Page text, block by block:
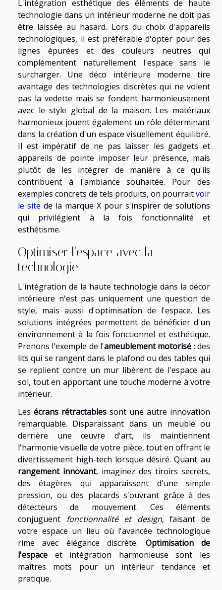
L'intégration esthétique des éléments de haute
technologie dans un intérieur moderne ne doit pas
être laissée au hasard. Lors du choix d'appareils
technologiques, il est préférable d'opter pour des
lignes épurées et des couleurs neutres qui
complémentent naturellement l'espace sans le
surcharger. Une déco intérieure moderne tire
avantage des technologies discrètes qui ne volent
pas la vedette mais se fondent harmonieusement
avec le style global de la maison. Les matériaux
harmonieux jouent également un rôle déterminant
dans la création d'un espace visuellement équilibré.
Il est impératif de ne pas laisser les gadgets et
appareils de pointe imposer leur présence, mais
plutôt de les intégrer de manière à ce qu'ils
contribuent à l'ambiance souhaitée. Pour des
exemples concrets de tels produits, on pourraitvoir
le site de la marque X pour s'inspirer de solutions
qui privilégient à la fois fonctionnalité et
esthétisme.
Optimiser l'espace avec la
technologie
L'intégration de la haute technologie dans la décor
intérieure n'est pas uniquement une question de
style, mais aussi d'optimisation de l'espace. Les
solutions intégrées permettent de bénéficier d'un
environnement à la fois fonctionnel et esthétique.
Prenons l'exemple de l'ameublement motorisé : des
lits qui se rangent dans le plafond ou des tables qui
se replient contre un mur libèrent de l'espace au
sol, tout en apportant une touche moderne à votre
intérieur.
Les écrans rétractables sont une autre innovation
remarquable. Disparaissant dans un meuble ou
derrière une œuvre d'art, ils maintiennent
l'harmonie visuelle de votre pièce, tout en offrant le
divertissement high-tech lorsque désiré. Quant au
rangement innovant, imaginez des tiroirs secrets,
des étagères qui apparaissent d'une simple
pression, ou des placards s'ouvrant grâce à des
détecteurs de mouvement. Ces éléments
conjuguent fonctionnalité et design, faisant de
votre espace un lieu où l'avancée technologique
rime avec élégance discrète. Optimisation de
l'espace et intégration harmonieuse sont les
maîtres mots pour un intérieur tendance et
pratique.